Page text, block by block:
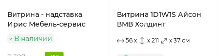
Витрина - надставка
Ирис Мебель-сервис
В наличии
Витрина 1D1W1S Айсон
ВМВ Холдинг
56 x x 211 x 37 см